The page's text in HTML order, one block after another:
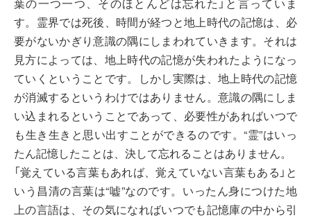
す。霊界では死後、時間が経つと地上時代の記憶は、必
要がないかぎり意識の隅にしまわれていきます。それは
見方によっては、地上時代の記憶が失われたようになっ
ていくということです。しかし実際は、地上時代の記憶
が消滅するというわけではありません。意識の隅にしま
い込まれるということであって、必要性があればいつで
も生き生きと思い出すことができるのです。“霊”はいっ
たん記憶したことは、決して忘れることはありません。
「覚えている言葉もあれば、覚えていない言葉もある」と
いう昌清の言葉は“嘘”なのです。いったん身につけた地
上の言語は、その気になればいつでも記憶庫の中から引